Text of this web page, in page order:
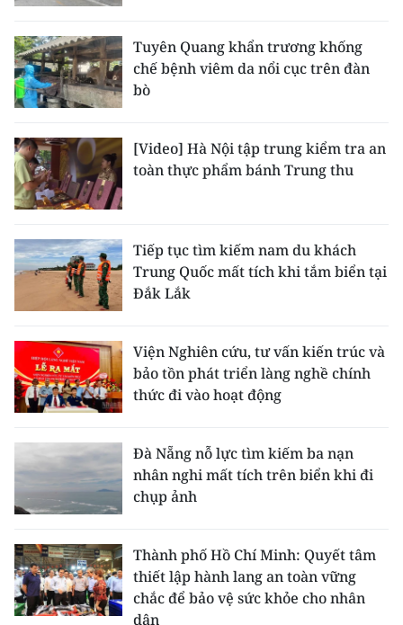
Tuyên Quang khẩn trương khống
chế bệnh viêm da nổi cục trên đàn
bò
[Video] Hà Nội tập trung kiểm tra an
toàn thực phẩm bánh Trung thu
Tiếp tục tìm kiếm nam du khách
Trung Quốc mất tích khi tắm biển tại
Đắk Lắk
Viện Nghiên cứu, tư vấn kiến trúc và
bảo tồn phát triển làng nghề chính
thức đi vào hoạt động
Đà Nẵng nỗ lực tìm kiếm ba nạn
nhân nghi mất tích trên biển khi đi
chụp ảnh
Thành phố Hồ Chí Minh: Quyết tâm
thiết lập hành lang an toàn vững
chắc để bảo vệ sức khỏe cho nhân
dân